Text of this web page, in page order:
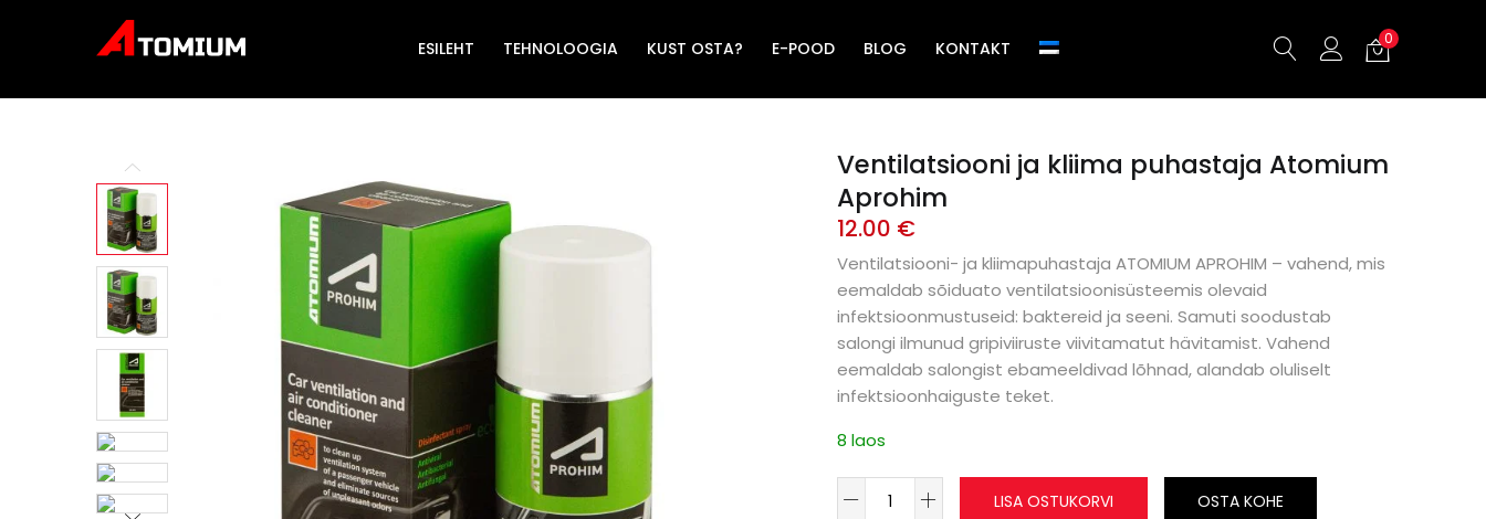
ESILEHT TEHNOLOOGIA KUST OSTA? E-POOD BLOG KONTAKT 0
Ventilatsiooni ja kliima puhastaja Atomium
Aprohim
12.00 €
Ventilatsiooni- ja kliimapuhastaja ATOMIUM APROHIM – vahend, mis
eemaldab sõiduato ventilatsioonisüsteemis olevaid
infektsioonmustuseid: baktereid ja seeni. Samuti soodustab
salongi ilmunud gripiviiruste viivitamatut hävitamist. Vahend
eemaldab salongist ebameeldivad lõhnad, alandab oluliselt
infektsioonhaiguste teket.
8 laos
LISA OSTUKORVI OSTA KOHE